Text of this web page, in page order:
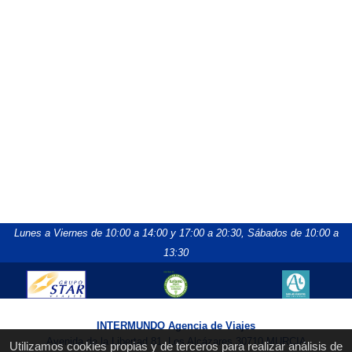
Utilizamos cookies propias y de terceros para realizar análisis de
Lunes a Viernes de 10:00 a 14:00 y 17:00 a 20:30, Sábados de 10:00 a
13:30
INTERMUNDO Agencia de Viajes
Avenida de la Libertad 81, Los Alcázares 30710 MURCIA